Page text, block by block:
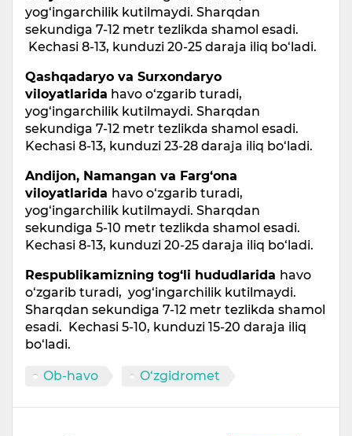
yog‘ingarchilik kutilmaydi. Sharqdan
sekundiga 7-12 metr tezlikda shamol esadi.
Kechasi 8-13, kunduzi 20-25 daraja iliq bo‘ladi.
Qashqadaryo va Surxondaryo
viloyatlarida havo o‘zgarib turadi,
yog‘ingarchilik kutilmaydi. Sharqdan
sekundiga 7-12 metr tezlikda shamol esadi.
Kechasi 8-13, kunduzi 23-28 daraja iliq bo‘ladi.
Andijon, Namangan va Farg‘ona
viloyatlarida havo o‘zgarib turadi,
yog‘ingarchilik kutilmaydi. Sharqdan
sekundiga 5-10 metr tezlikda shamol esadi.
Kechasi 8-13, kunduzi 20-25 daraja iliq bo‘ladi.
Respublikamizning tog‘li hududlarida havo
o‘zgarib turadi, yog‘ingarchilik kutilmaydi.
Sharqdan sekundiga 7-12 metr tezlikda shamol
esadi. Kechasi 5-10, kunduzi 15-20 daraja iliq
bo‘ladi.
Ob-havo O‘zgidromet